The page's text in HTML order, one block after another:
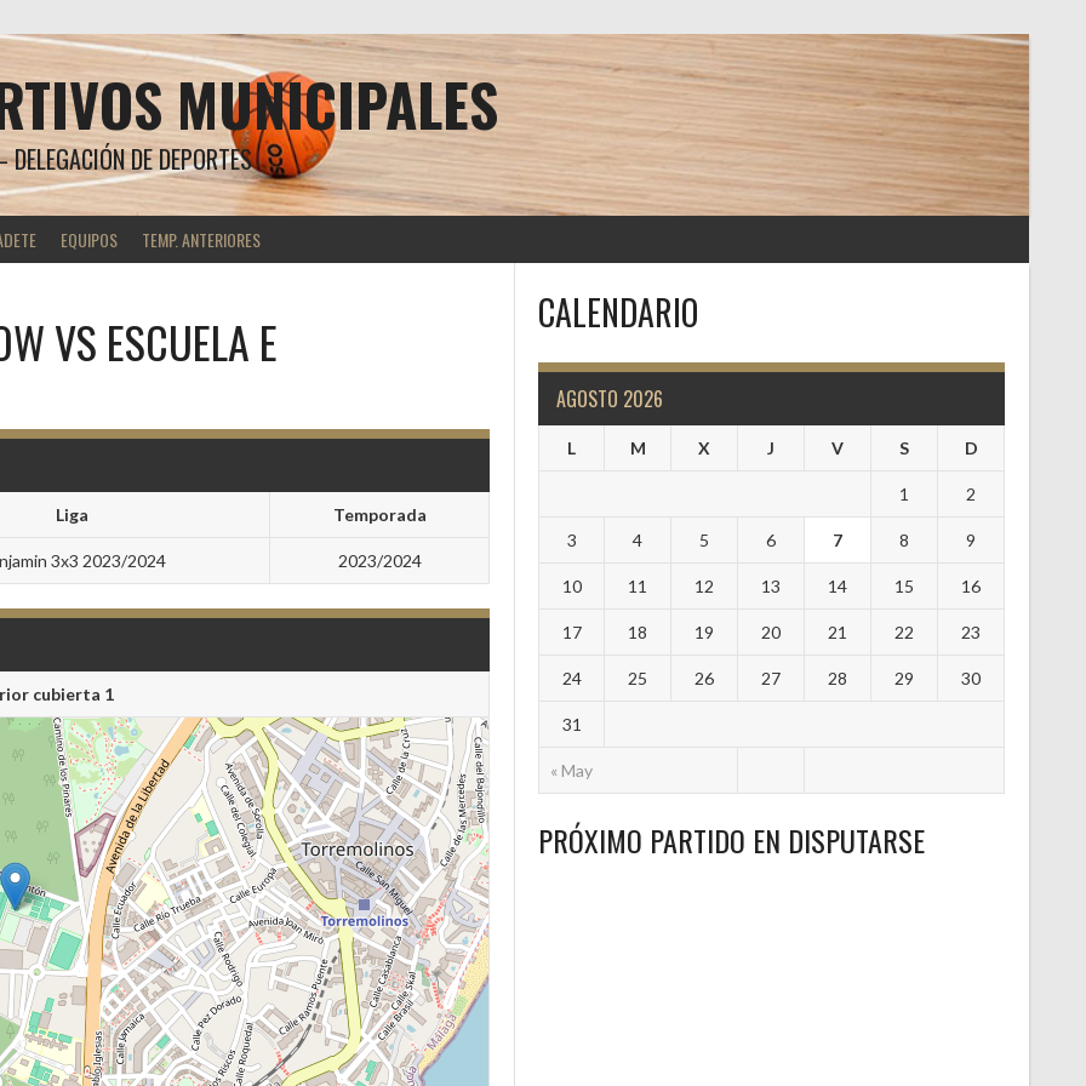
MUNICIPALES
DE DEPORTES
EQUIPOS TEMP. ANTERIORES
VS ESCUELA E
Liga Temporada
3x3 2023/2024 2023/2024
cubierta 1
CALENDARIO
AGOSTO 2026
L M X J V S D
« May
1 2
3 4 5 6 7 8 9
10 11 12 13 14 15 16
17 18 19 20 21 22 23
24 25 26 27 28 29 30
31
PRÓXIMO PARTIDO EN DISPUTARSE